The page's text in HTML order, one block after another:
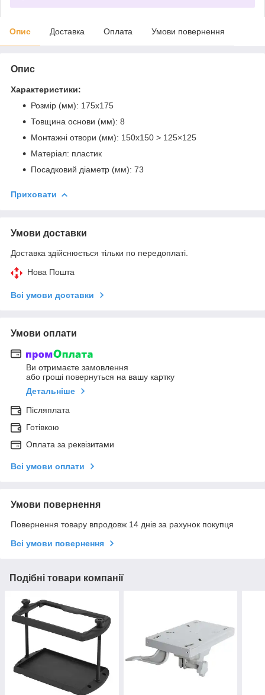
Опис Доставка Оплата Умови повернення
Опис
Характеристики:
Розмір (мм): 175х175
Товщина основи (мм): 8
Монтажні отвори (мм): 150х150 > 125×125
Матеріал: пластик
Посадковий діаметр (мм): 73
Приховати
Умови доставки
Доставка здійснюється тільки по передоплаті.
Нова Пошта
Всі умови доставки
Умови оплати
Ви отримаєте замовлення
або гроші повернуться на вашу картку
Детальніше
Післяплата
Готівкою
Оплата за реквізитами
Всі умови оплати
Умови повернення
Повернення товару впродовж 14 днів за рахунок покупця
Всі умови повернення
Подібні товари компанії